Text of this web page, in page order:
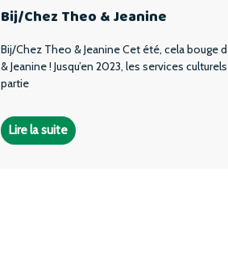
Bij/Chez Theo & Jeanine
Bij/Chez Theo & Jeanine Cet été, cela bouge
& Jeanine ! Jusqu’en 2023, les services
partie
Lire la suite